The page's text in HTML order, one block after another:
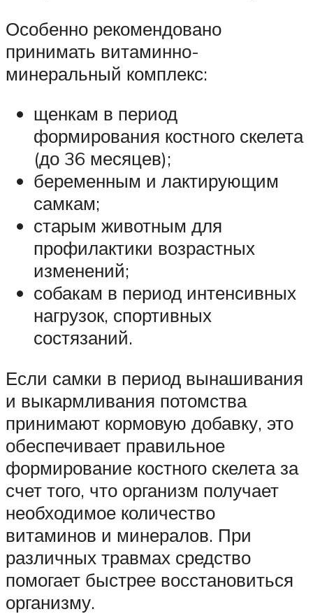
Особенно рекомендовано
принимать витаминно-
минеральный комплекс:
щенкам в период
формирования костного скелета
(до 36 месяцев);
беременным и лактирующим
самкам;
старым животным для
профилактики возрастных
изменений;
собакам в период интенсивных
нагрузок, спортивных
состязаний.
Если самки в период вынашивания
и выкармливания потомства
принимают кормовую добавку, это
обеспечивает правильное
формирование костного скелета за
счет того, что организм получает
необходимое количество
витаминов и минералов. При
различных травмах средство
помогает быстрее восстановиться
организму.